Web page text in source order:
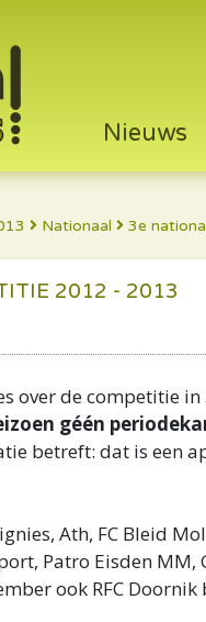
Nieuws
Nationaal 3e
2012 - 2013
over de competitie in
géén
betreft: dat is een
Ath, FC Bleid
Patro Eisden
ook RFC